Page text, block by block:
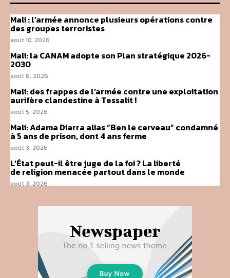
Mali : l’armée annonce plusieurs opérations contre
des groupes terroristes
août 10, 2026
Mali: la CANAM adopte son Plan stratégique 2026-
2030
août 6, 2026
Mali: des frappes de l’armée contre une exploitation
aurifère clandestine à Tessalit !
août 5, 2026
Mali: Adama Diarra alias “Ben le cerveau” condamné
à 5 ans de prison, dont 4 ans ferme
août 3, 2026
L’État peut-il être juge de la foi ? La liberté
de religion menacée partout dans le monde
août 3, 2026